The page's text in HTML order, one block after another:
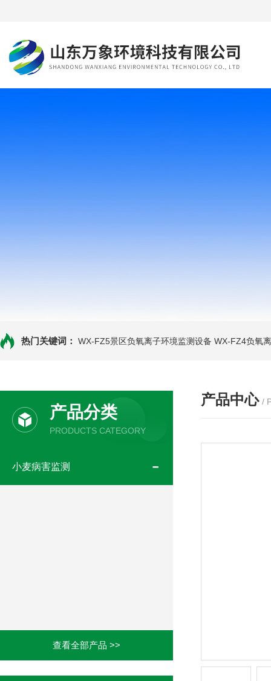
热门关键词： WX-FZ5景区负氧离子环境监测设备 WX-FZ4负氧
产品分类
PRODUCTS CATEGORY
小麦病害监测
查看全部产品 >>
产品中心 /